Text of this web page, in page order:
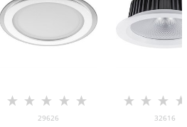
29626 32616